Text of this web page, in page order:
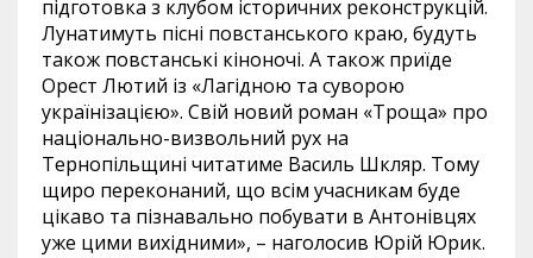
підготовка з клубом історичних реконструкцій.
Лунатимуть пісні повстанського краю, будуть
також повстанські кіноночі. А також приїде
Орест Лютий із «Лагідною та суворою
українізацією». Свій новий роман «Троща» про
національно-визвольний рух на
Тернопільщині читатиме Василь Шкляр. Тому
щиро переконаний, що всім учасникам буде
цікаво та пізнавально побувати в Антонівцях
уже цими вихідними», – наголосив Юрій Юрик.